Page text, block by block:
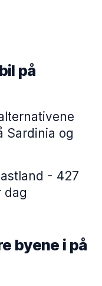
på
Sardinia og
- 427
dag
byene i på